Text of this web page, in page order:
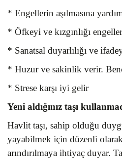
* Engellerin aşılmasına
* Öfkeyi ve kızgınlığı
* Sanatsal duyarlılığı ve
* Huzur ve sakinlik verir.
* Strese karşı iyi gelir
Yeni aldığınız taşı
Havlit taşı, sahip olduğu
yayabilmek için düzenli
arındırılmaya ihtiyaç duyar.